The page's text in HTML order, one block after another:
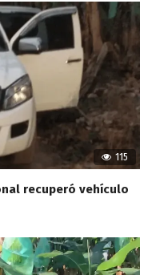
115
recuperó vehículo